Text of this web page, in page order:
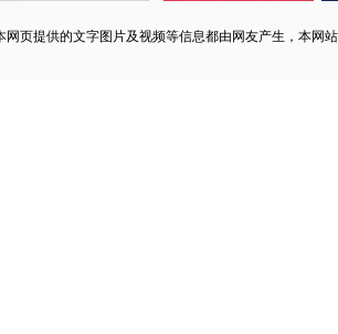
网页提供的文字图片及视频等信息都由网友产生，本网